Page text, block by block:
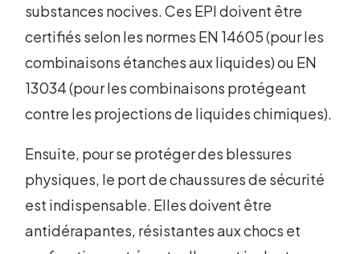
substances nocives. Ces EPI doivent être
certifiés selon les normes EN 14605 (pour les
combinaisons étanches aux liquides) ou EN
13034 (pour les combinaisons protégeant
contre les projections de liquides chimiques).
Ensuite, pour se protéger des blessures
physiques, le port de chaussures de sécurité
est indispensable. Elles doivent être
antidérapantes, résistantes aux chocs et